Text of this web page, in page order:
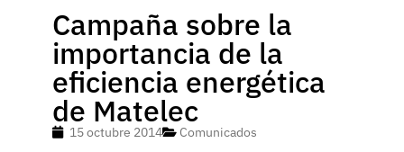
Campaña sobre la
importancia de la
eficiencia energética
de Matelec
15 octubre 2014 Comunicados